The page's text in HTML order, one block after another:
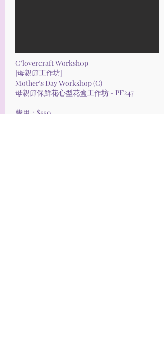
C'lovercraft Workshop
[母親節工作坊]
Mother’s Day Workshop (C)
母親節保鮮花心型花盒工作坊 - PF247
費用：$550